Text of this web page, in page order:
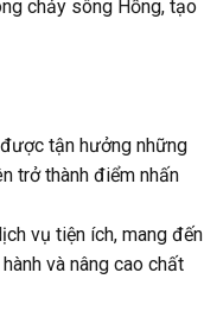
chảy sông Hồng, tạo
tận hưởng những
trở thành điểm nhấn
vụ tiện ích, mang đến
và nâng cao chất